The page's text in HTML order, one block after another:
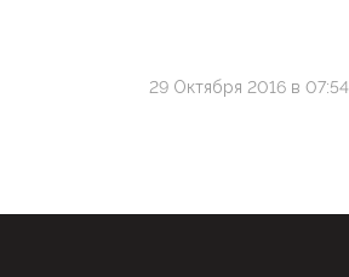
29 Октября 2016 в 07:54